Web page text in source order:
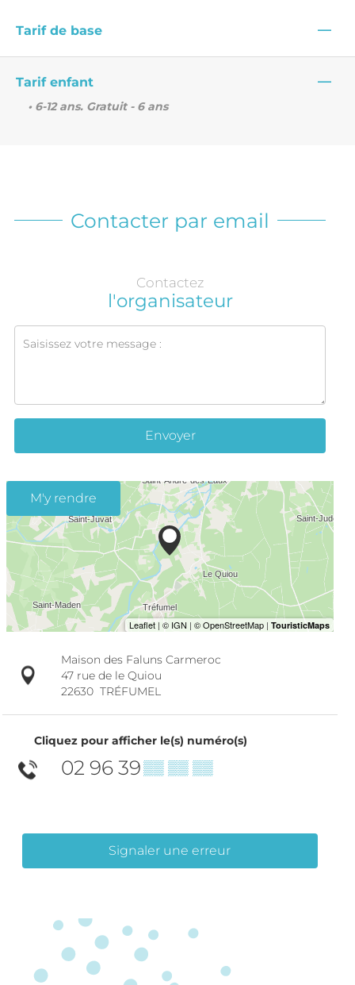
Tarif de base —
Tarif enfant —
• 6-12 ans. Gratuit - 6 ans
Contacter par email
Contactez
l'organisateur
Envoyer
M'y rendre
Maison des Faluns Carmeroc
47 rue de le Quiou
22630 TRÉFUMEL
Cliquez pour afficher le(s) numéro(s)
02 96 39▒▒ ▒▒ ▒▒
Signaler une erreur